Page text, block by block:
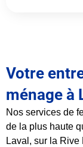
Votre
ménage à
Nos services de
de la plus haute
Laval, sur la Rive